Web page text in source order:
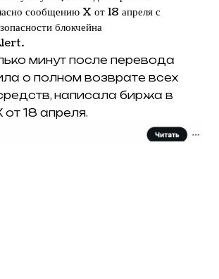
сообщению X от 18 апреля с
блокчейна
минут после перевода
о полном возврате всех
написала биржа в
18 апреля.